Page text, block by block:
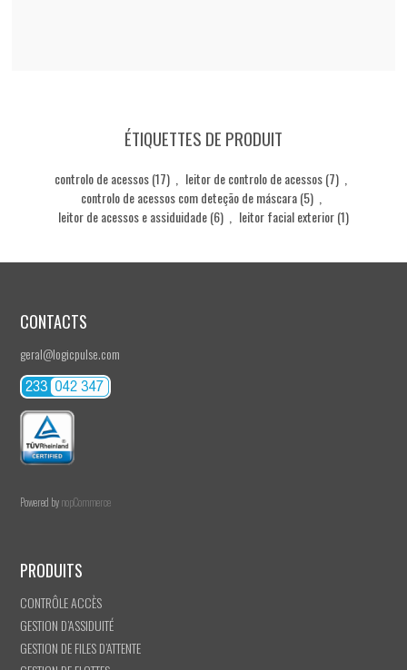
ÉTIQUETTES DE PRODUIT
controlo de acessos(17) , leitor de controlo de acessos(7) ,
controlo de acessos com deteção de máscara(5) ,
leitor de acessos e assiduidade(6) , leitor facial exterior(1)
CONTACTS
geral@logicpulse.com
Powered bynopCommerce
PRODUITS
CONTRÔLE ACCÈS
GESTION D’ASSIDUITÉ
GESTION DE FILES D’ATTENTE